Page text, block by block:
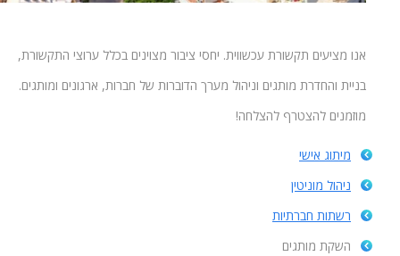
אנו מציעים תקשורת עכשווית. יחסי ציבור מצוינים בכלל ערוצי התקשורת,
בניית והחדרת מותגים וניהול מערך הדוברות של חברות, ארגונים ומותגים.
מוזמנים להצטרף להצלחה!
מיתוג אישי
ניהול מוניטין
רשתות חברתיות
השקת מותגים